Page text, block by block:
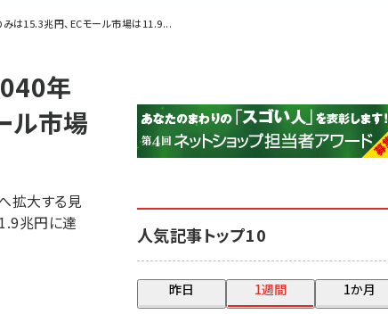
アスクル (1119)
base (1075)
は15.3兆円、ECモール市場は11.9...
年
ル市場
拡大する見
兆円に達
人気記事トップ10
昨日 1週間 1か月